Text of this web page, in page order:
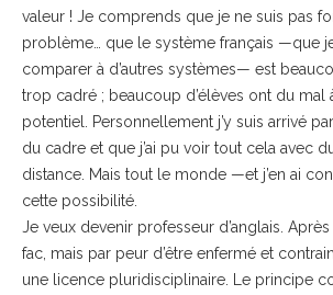
valeur ! Je comprends que je ne suis pas
problème… que le système français —que
comparer à d’autres systèmes— est
trop cadré ; beaucoup d’élèves ont du mal
potentiel. Personnellement j’y suis arrivé
du cadre et que j’ai pu voir tout cela avec
distance. Mais tout le monde —et j’en ai
cette possibilité.
Je veux devenir professeur d’anglais.
fac, mais par peur d’être enfermé et
une licence pluridisciplinaire. Le principe